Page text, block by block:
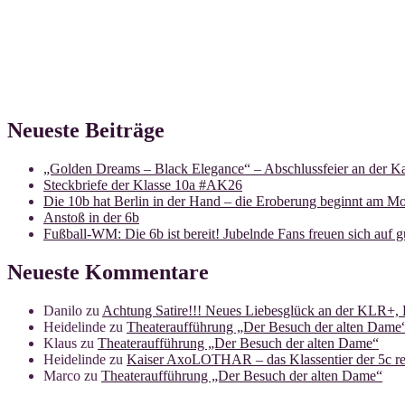
Neueste Beiträge
„Golden Dreams – Black Elegance“ – Abschlussfeier an der
Steckbriefe der Klasse 10a #AK26
Die 10b hat Berlin in der Hand – die Eroberung beginnt am
Anstoß in der 6b
Fußball-WM: Die 6b ist bereit! Jubelnde Fans freuen sich auf
Neueste Kommentare
Danilo zu Achtung Satire!!! Neues Liebesglück an der
Heidelinde zu Theateraufführung „Der Besuch der alten
Klaus zu Theateraufführung „Der Besuch der alten Dame“
Heidelinde zu Kaiser AxoLOTHAR – das Klassentier der 5c
Marco zu Theateraufführung „Der Besuch der alten Dame“